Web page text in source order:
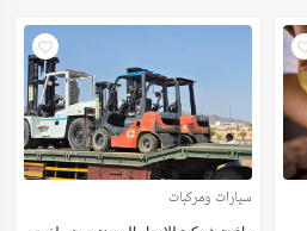
سيارات ومركبات